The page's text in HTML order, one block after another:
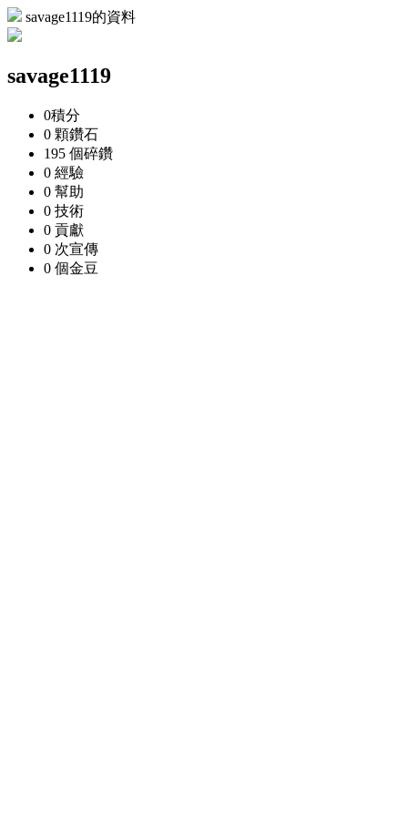
savage1119的資料
savage1119
0積分
0 顆鑽石
195 個碎鑽
0 經驗
0 幫助
0 技術
0 貢獻
0 次宣傳
0 個金豆